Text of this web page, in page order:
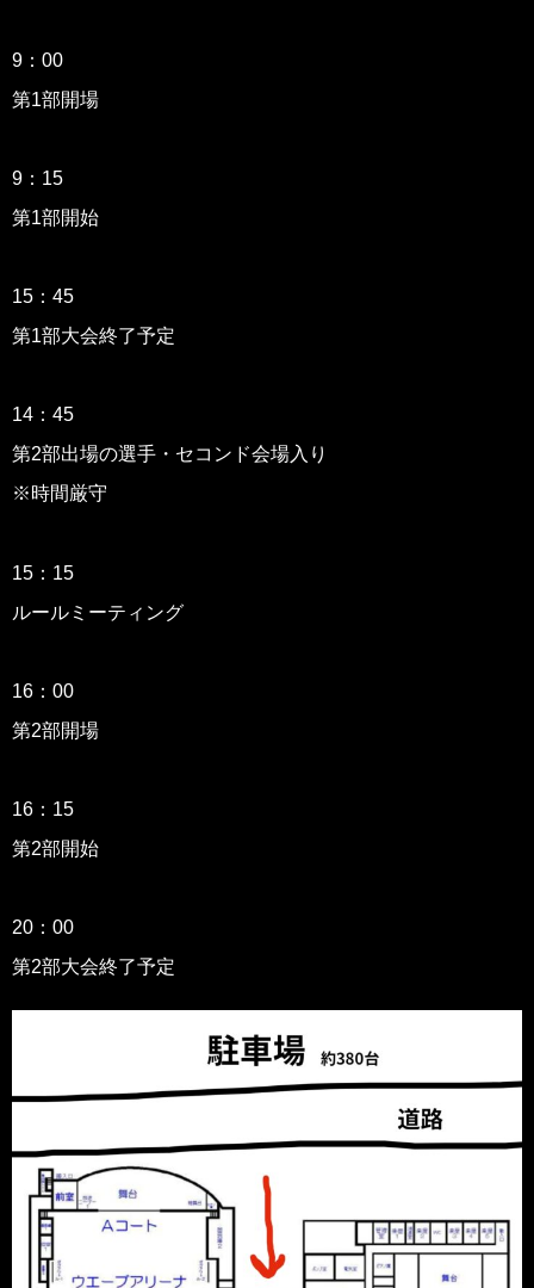
9：00
第1部開場
9：15
第1部開始
15：45
第1部大会終了予定
14：45
第2部出場の選手・セコンド会場入り
※時間厳守
15：15
ルールミーティング
16：00
第2部開場
16：15
第2部開始
20：00
第2部大会終了予定